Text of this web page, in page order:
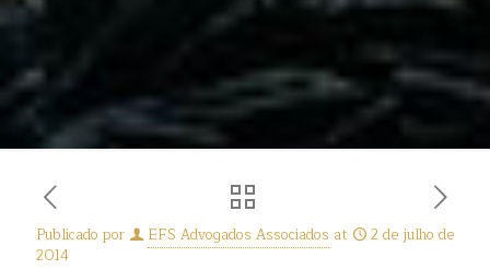
Publicado por EFS Advogados Associados at
2 de julho de
2014